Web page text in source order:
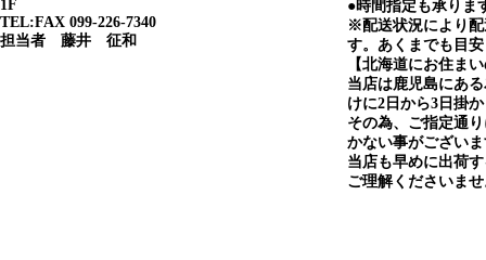
1F
TEL:FAX 099-226-7340
担当者 藤井 征和
●時間指定も承りま
※配送状況により
す。あくまでも目
【北海道にお住ま
当店は鹿児島にあ
けに2日から3日掛
その為、ご指定通
かない事がござい
当店も早めに出荷
ご理解くださいま